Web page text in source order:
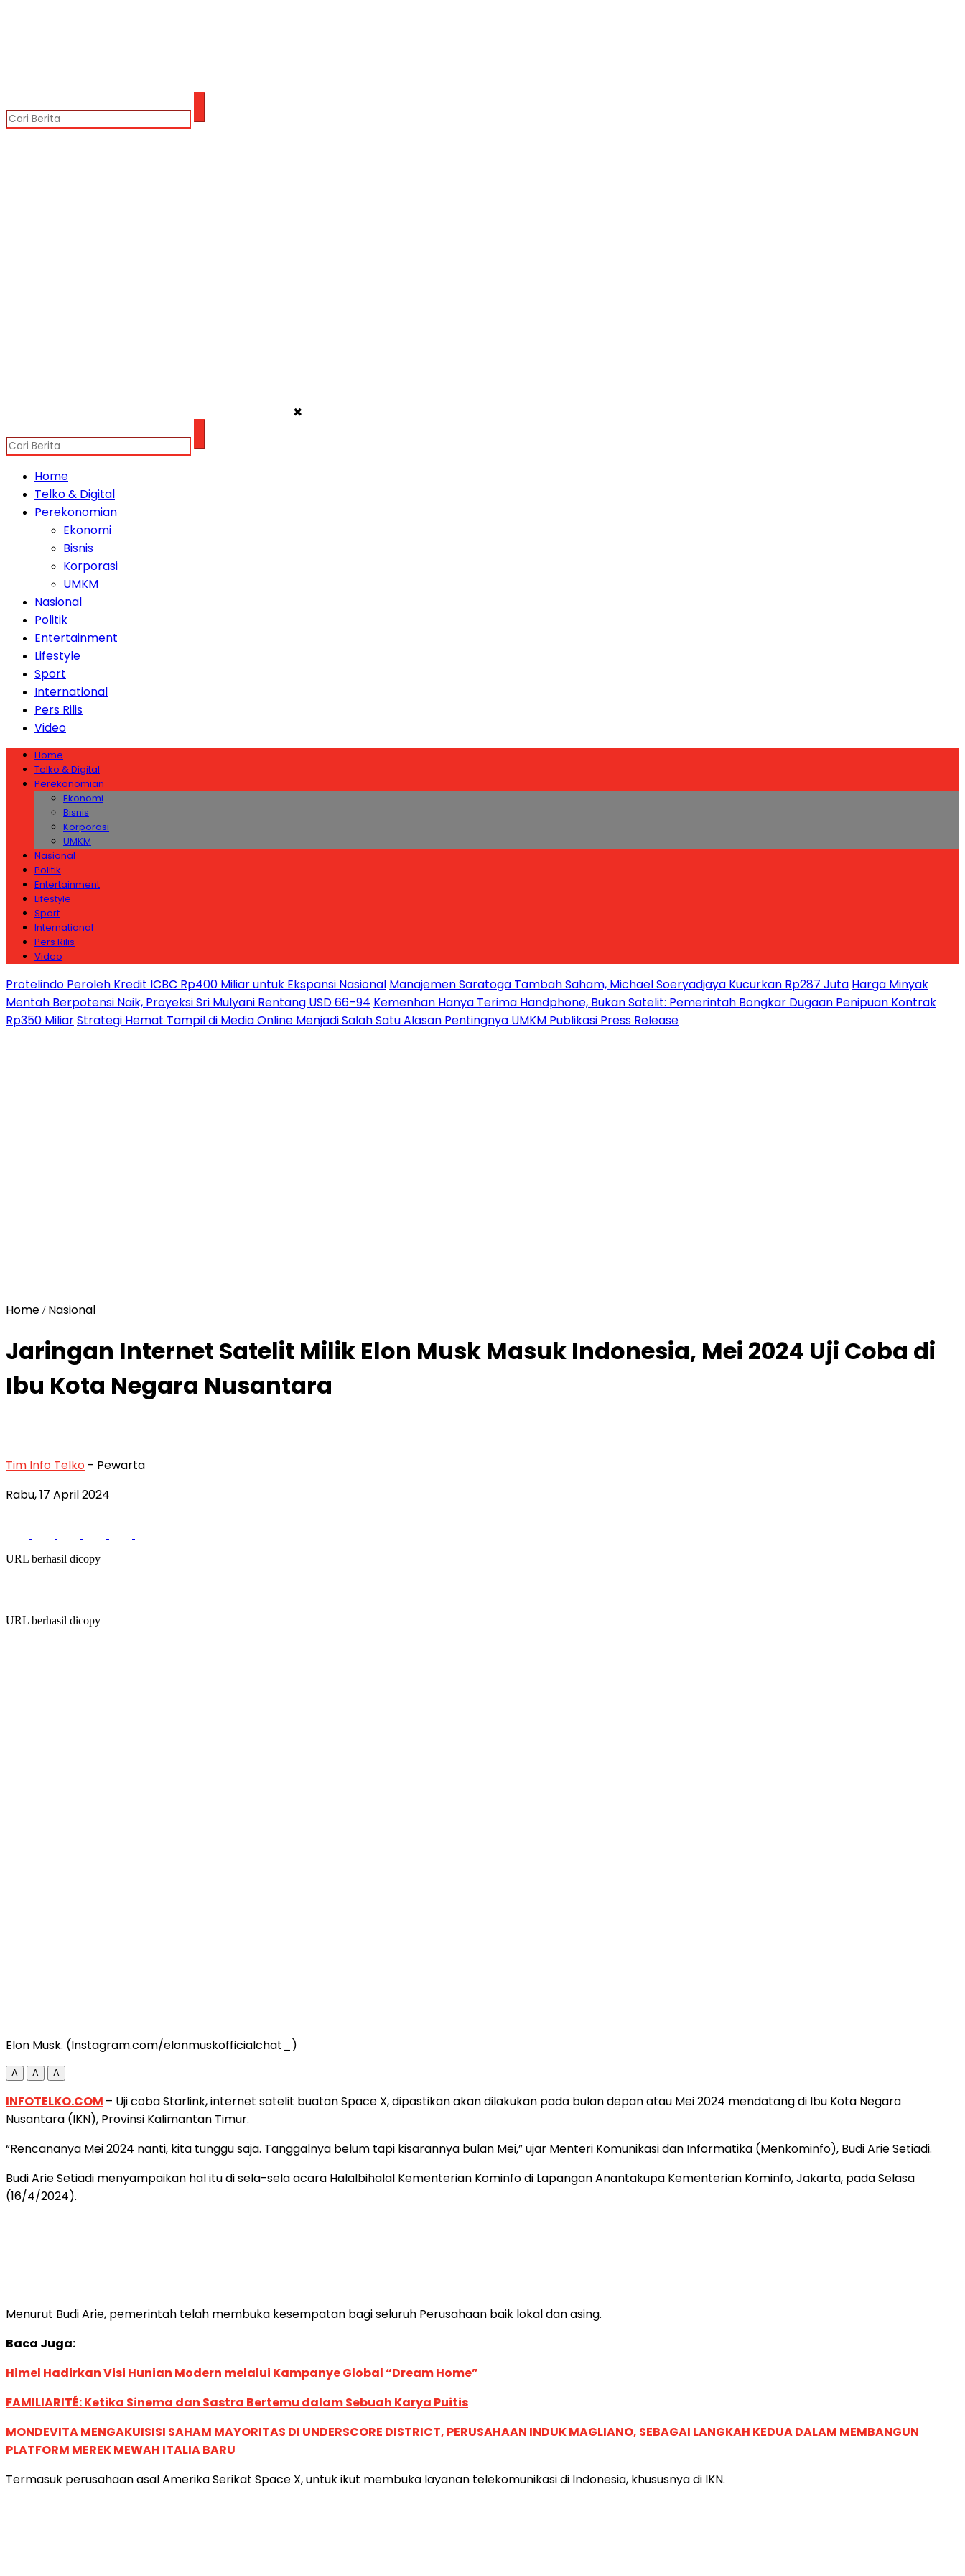
✖
Home
Telko & Digital
Perekonomian
Ekonomi
Bisnis
Korporasi
UMKM
Nasional
Politik
Entertainment
Lifestyle
Sport
International
Pers Rilis
Video
Home
Telko & Digital
Perekonomian
Ekonomi
Bisnis
Korporasi
UMKM
Nasional
Politik
Entertainment
Lifestyle
Sport
International
Pers Rilis
Video
Protelindo Peroleh Kredit ICBC Rp400 Miliar untuk Ekspansi Nasional Manajemen Saratoga Tambah Saham, Michael Soeryadjaya Kucurkan Rp287 Juta Harga Minyak
Mentah Berpotensi Naik, Proyeksi Sri Mulyani Rentang USD 66–94 Kemenhan Hanya Terima Handphone, Bukan Satelit: Pemerintah Bongkar Dugaan Penipuan Kontrak
Rp350 MiliarStrategi Hemat Tampil di Media Online Menjadi Salah Satu Alasan Pentingnya UMKM Publikasi Press Release
Home / Nasional
Jaringan Internet Satelit Milik Elon Musk Masuk Indonesia, Mei 2024 Uji Coba di
Ibu Kota Negara Nusantara
Tim Info Telko - Pewarta
Rabu, 17 April 2024
URL berhasil dicopy
URL berhasil dicopy
Elon Musk. (Instagram.com/elonmuskofficialchat_)
A A A
INFOTELKO.COM – Uji coba Starlink, internet satelit buatan Space X, dipastikan akan dilakukan pada bulan depan atau Mei 2024 mendatang di Ibu Kota Negara
Nusantara (IKN), Provinsi Kalimantan Timur.
“Rencananya Mei 2024 nanti, kita tunggu saja. Tanggalnya belum tapi kisarannya bulan Mei,” ujar Menteri Komunikasi dan Informatika (Menkominfo), Budi Arie Setiadi.
Budi Arie Setiadi menyampaikan hal itu di sela-sela acara Halalbihalal Kementerian Kominfo di Lapangan Anantakupa Kementerian Kominfo, Jakarta, pada Selasa
(16/4/2024).
Menurut Budi Arie, pemerintah telah membuka kesempatan bagi seluruh Perusahaan baik lokal dan asing.
Baca Juga:
Himel Hadirkan Visi Hunian Modern melalui Kampanye Global “Dream Home”
FAMILIARITÉ: Ketika Sinema dan Sastra Bertemu dalam Sebuah Karya Puitis
MONDEVITA MENGAKUISISI SAHAM MAYORITAS DI UNDERSCORE DISTRICT, PERUSAHAAN INDUK MAGLIANO, SEBAGAI LANGKAH KEDUA DALAM MEMBANGUN
PLATFORM MEREK MEWAH ITALIA BARU
Termasuk perusahaan asal Amerika Serikat Space X, untuk ikut membuka layanan telekomunikasi di Indonesia, khususnya di IKN.